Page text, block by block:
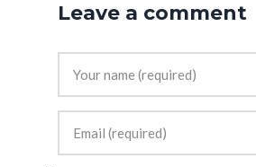
Leave a comment